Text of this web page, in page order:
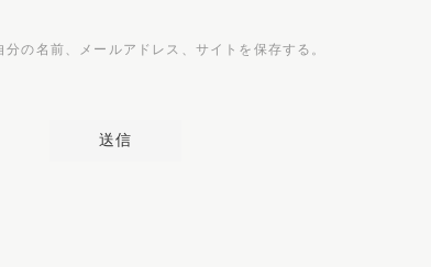
の名前、メールアドレス、サイトを保存する。